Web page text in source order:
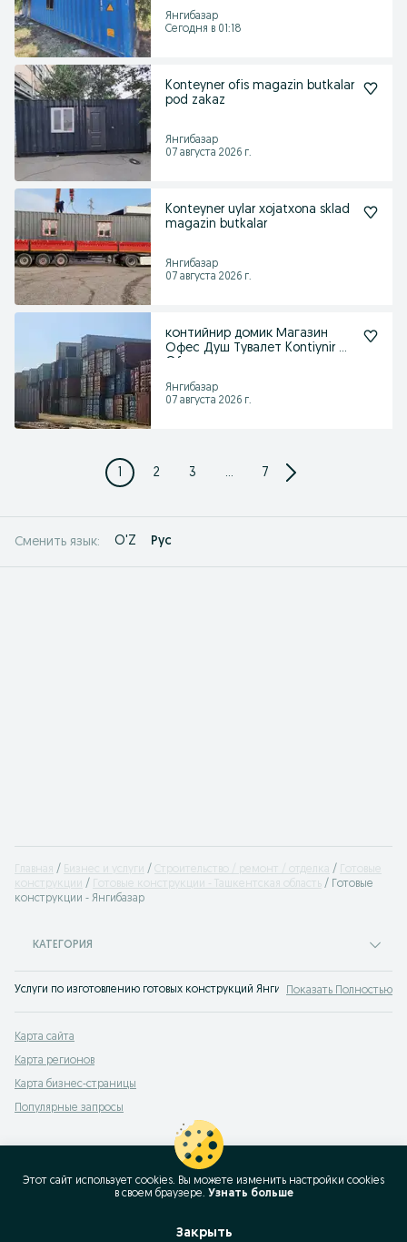
Янгибазар
Сегодня в 01:18
Konteyner ofis magazin butkalar
pod zakaz
Янгибазар
07 августа 2026 г.
Konteyner uylar xojatxona sklad
magazin butkalar
Янгибазар
07 августа 2026 г.
контийнир домик Магазин
Офес Душ Тувалет Kontiynir Uy
Янгибазар
07 августа 2026 г.
1 2 3 ... 7
Сменить язык: O'Z Рус
Главная Бизнес и услуги Строительство / ремонт / отделка
Готовые
конструкции
Готовые конструкции - Ташкентская область
Готовые
конструкции - Янгибазар
КАТЕГОРИЯ
Услуги по изготовлению готовых конструкций Янгибазар на OLX.uz.
Показать Полностью
Карта сайта
Карта регионов
Карта бизнес-страницы
Популярные запросы
Этот сайт использует cookies. Вы можете изменить настройки cookies
в своeм браузере. Узнать больше
Закрыть